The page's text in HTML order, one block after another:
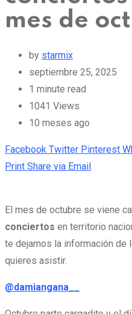
mes de
by starmix
septiembre 25, 2025
1 minute read
1041 Views
10 meses ago
Facebook Twitter Pinterest
Print Share via Email
El mes de octubre se viene
conciertos en territorio
te dejamos la información de
quieres asistir.
@damiangana__